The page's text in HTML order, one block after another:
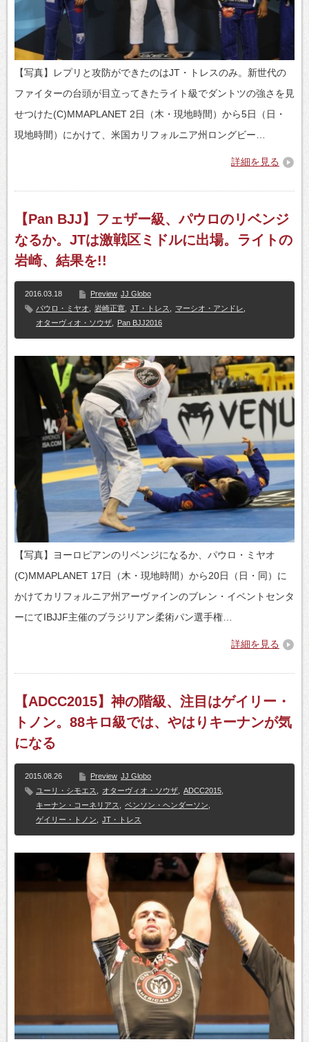
【写真】レプリと攻防ができたのはJT・トレスのみ。新世代の
ファイターの台頭が目立ってきたライト級でダントツの強さを見
せつけた(C)MMAPLANET 2日（木・現地時間）から5日（日・
現地時間）にかけて、米国カリフォルニア州ロングビー…
詳細を見る
【Pan BJJ】フェザー級、パウロのリベンジ
なるか。JTは激戦区ミドルに出場。ライトの
岩崎、結果を!!
2016.03.18 Preview JJ Globo
パウロ・ミヤオ
岩崎正寛 JT・トレス マーシオ・アンドレ
オターヴィオ・ソウザ
Pan BJJ2016
【写真】ヨーロピアンのリベンジになるか、パウロ・ミヤオ
(C)MMAPLANET 17日（木・現地時間）から20日（日・同）に
かけてカリフォルニア州アーヴァインのブレン・イベントセンタ
ーにてIBJJF主催のブラジリアン柔術パン選手権…
詳細を見る
【ADCC2015】神の階級、注目はゲイリー・
トノン。88キロ級では、やはりキーナンが気
になる
2015.08.26 Preview JJ Globo
ユーリ・シモエス
オターヴィオ・ソウザ ADCC2015
キーナン・コーネリアス
ベンソン・ヘンダーソン
ゲイリー・トノン
JT・トレス